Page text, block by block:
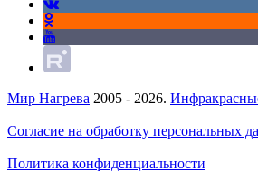
Мир Нагрева 2005 - 2026.
Согласие на обработку персональных
Политика конфиденциальности